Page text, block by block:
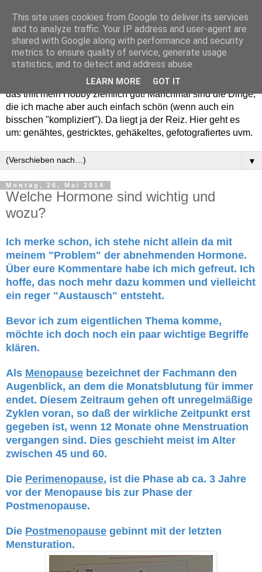
Willkommen in meinem "Wohnzimmer". Einfach und schön -
das trifft mein Hobby ziemlich gut! Manchmal sind die Dinge,
die ich mache aber auch einfach schön (wenn auch ein
bisschen "kompliziert"). Da liegt ja der Reiz. Hier geht es
um: genähtes, gestricktes, gehäkeltes, gefotografiertes uvm.
▼
Montag, 26. Mai 2014
Welche Hormone sind wichtig und
wozu?
Ich merke schon, ich stehe nicht allein da mit
meinem "Problem" der abnehmenden Hormone.
Über eure Kommentare habe ich mich gefreut. Ich
hoffe, das noch mehr dazu kommen und vielleicht
ein reger "Austausch" entsteht.
Bevor ich zum eigentlichen Thema komme,
möchte ich doch noch ein paar wichtige Begriffe
klären.
Als Menopause bezeichnet der Fachmann den
Augenblick, an dem die Monatsblutung für immer
endet. Diesem Zeitraum gehen oft unregelmäßige
Zyklen voran, so daß der wirkliche Zeitpunkt erst
gegeben ist, wenn 12 Monate ohne Menstruation
vergangen sind. Dies geschieht meist im Alter
zwischen 45 und 60.
Die Perimenopause, ist die Phase ab ca. 3 Jahre
vor der Menopause bis zur Phase der
Postmenopause.
Die Postmenopause gebinnt mit der letzten
Mensturation.
This site uses cookies from Google to deliver its services
and to analyze traffic. Your IP address and user-agent are
shared with Google along with performance and security
metrics to ensure quality of service, generate usage
statistics, and to detect and address abuse.
LEARN MORE GOT IT